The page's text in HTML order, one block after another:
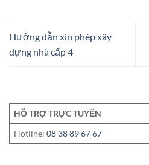
Hướng dẫn xin phép xây
dựng nhà cấp 4
HỖ TRỢ TRỰC TUYẾN
Hotline:08 38 89 67 67